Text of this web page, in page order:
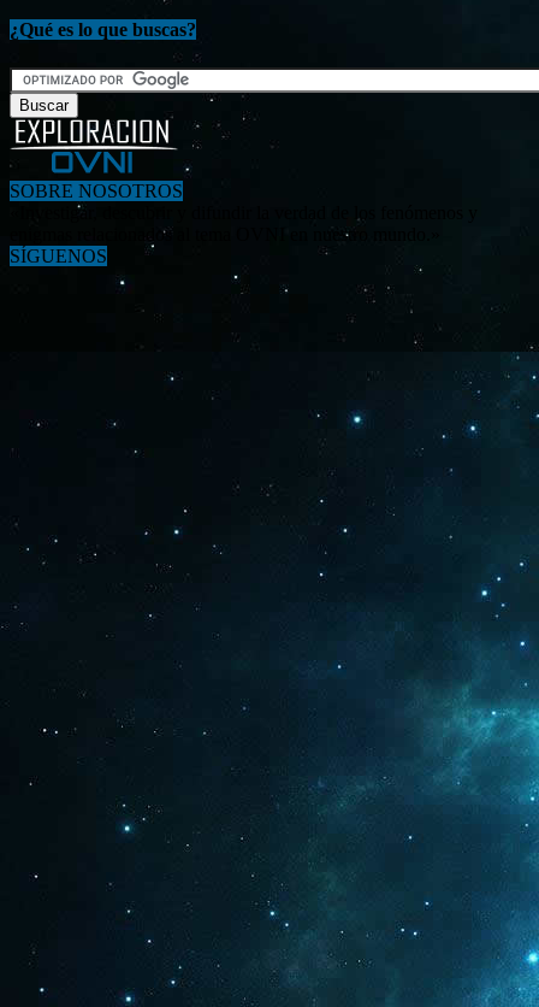
¿Qué es lo que buscas?
SOBRE NOSOTROS
«Investigar, descubrir y difundir la verdad de los fenómenos y
enigmas relacionados al tema OVNI en nuestro mundo.»
SÍGUENOS